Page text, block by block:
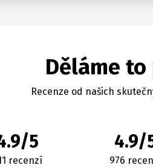
Děláme
Recenze od našich
5
recenzí
4.9/
976